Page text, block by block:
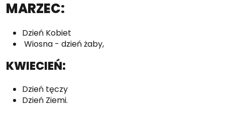
MARZEC:
Dzień Kobiet
Wiosna - dzień żaby,
KWIECIEŃ:
Dzień tęczy
Dzień Ziemi.